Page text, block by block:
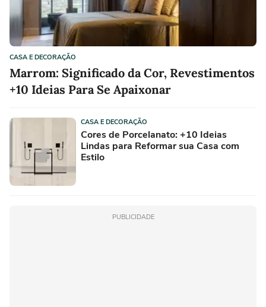
CASA E DECORAÇÃO
Marrom: Significado da Cor, Revestimentos
+10 Ideias Para Se Apaixonar
CASA E DECORAÇÃO
Cores de Porcelanato: +10 Ideias
Lindas para Reformar sua Casa com
Estilo
PUBLICIDADE